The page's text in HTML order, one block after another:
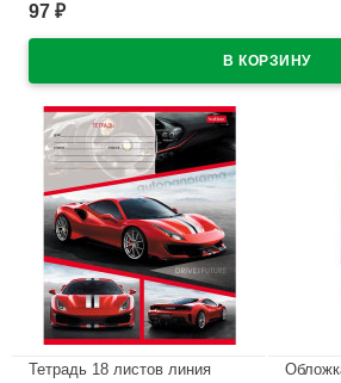
В наличии
97 ₽
Тетрадь 18 листов линия